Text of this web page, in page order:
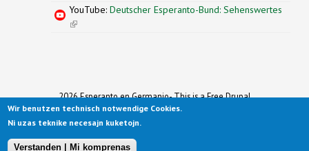
YouTube: Deutscher Esperanto-Bund: Sehenswertes
(link is external)
2026 Esperanto en Germanio- This is a Free Drupal
Theme
Ported to Drupal for the Open Source Community by
Original design by
Wir benutzen technisch notwendige Cookies.
Ni uzas teknike necesajn kuketojn.
Verstanden | Mi komprenas